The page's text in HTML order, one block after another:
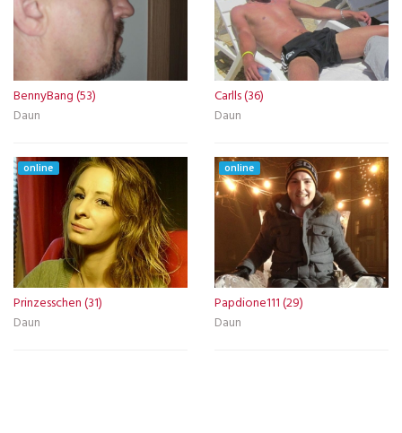
BennyBang (53)
Daun
Carlls (36)
Daun
online
Prinzesschen (31)
Daun
online
Papdione111 (29)
Daun